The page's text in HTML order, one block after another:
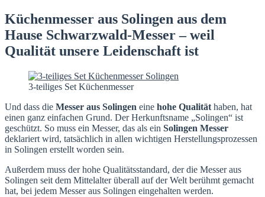
Küchenmesser aus Solingen aus dem
Hause Schwarzwald-Messer – weil
Qualität unsere Leidenschaft ist
3-teiliges Set Küchenmesser
Und dass die Messer aus Solingen eine hohe Qualität haben, hat
einen ganz einfachen Grund. Der Herkunftsname „Solingen“ ist
geschützt. So muss ein Messer, das als ein Solingen Messer
deklariert wird, tatsächlich in allen wichtigen Herstellungsprozessen
in Solingen erstellt worden sein.
Außerdem muss der hohe Qualitätsstandard, der die Messer aus
Solingen seit dem Mittelalter überall auf der Welt berühmt gemacht
hat, bei jedem Messer aus Solingen eingehalten werden.